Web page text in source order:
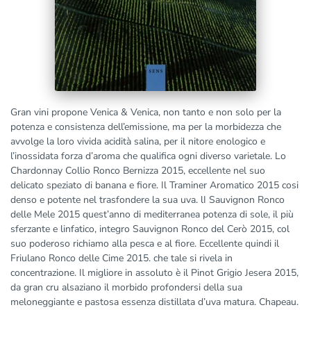
Gran vini propone Venica & Venica, non tanto e non solo per la
potenza e consistenza dell’emissione, ma per la morbidezza che
avvolge la loro vivida acidità salina, per il nitore enologico e
l’inossidata forza d’aroma che qualifica ogni diverso varietale. Lo
Chardonnay Collio Ronco Bernizza 2015, eccellente nel suo
delicato speziato di banana e fiore. Il Traminer Aromatico 2015 cosi
denso e potente nel trasfondere la sua uva. lI Sauvignon Ronco
delle Mele 2015 quest’anno di mediterranea potenza di sole, il più
sferzante e linfatico, integro Sauvignon Ronco del Cerò 2015, col
suo poderoso richiamo alla pesca e al fiore. Eccellente quindi il
Friulano Ronco delle Cime 2015. che tale si rivela in
concentrazione. Il migliore in assoluto è il Pinot Grigio Jesera 2015,
da gran cru alsaziano il morbido profondersi della sua
meloneggiante e pastosa essenza distillata d’uva matura. Chapeau.